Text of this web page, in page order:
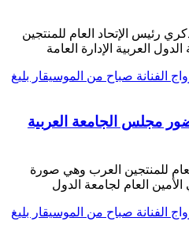
رئيس الإتحاد العام للمنتجين
العربية الإدارة العامة
مجلس الجامعة العربية
للمنتجين العرب وهي صورة
العام لجامعة الدول